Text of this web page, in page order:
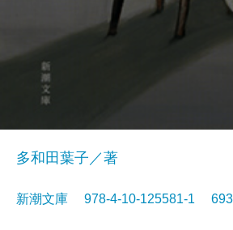
多和田葉子／著
新潮文庫 978-4-10-125581-1